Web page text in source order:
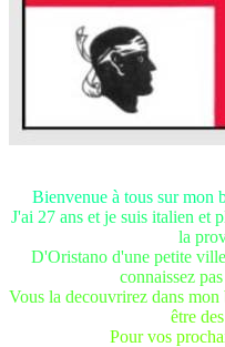
Bienvenue à tous surmon
J'ai 27 ans et je suis italien et p
la pro
D'Oristano d'une petite ville
connaissez pas
Vous la decouvrirez dans mon
êtredes
Pourvos procha